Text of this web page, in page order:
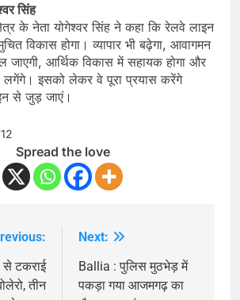
सिंह
के नेता योगेश्वर सिंह ने कहा कि रेलवे लाइन
विकास होगा। व्यापार भी बढ़ेगा, आवागमन
जाएगी, आर्थिक विकास में सहायक होगा और
लगेंगे। इसको लेकर वे पूरा प्रयास करेंगे
से जुड़ जाएं।
Spread the love
टकराई
तीन
Next:
Ballia : पुलिस मुठभेड़ में
पकड़ा गया आजमगढ़ का